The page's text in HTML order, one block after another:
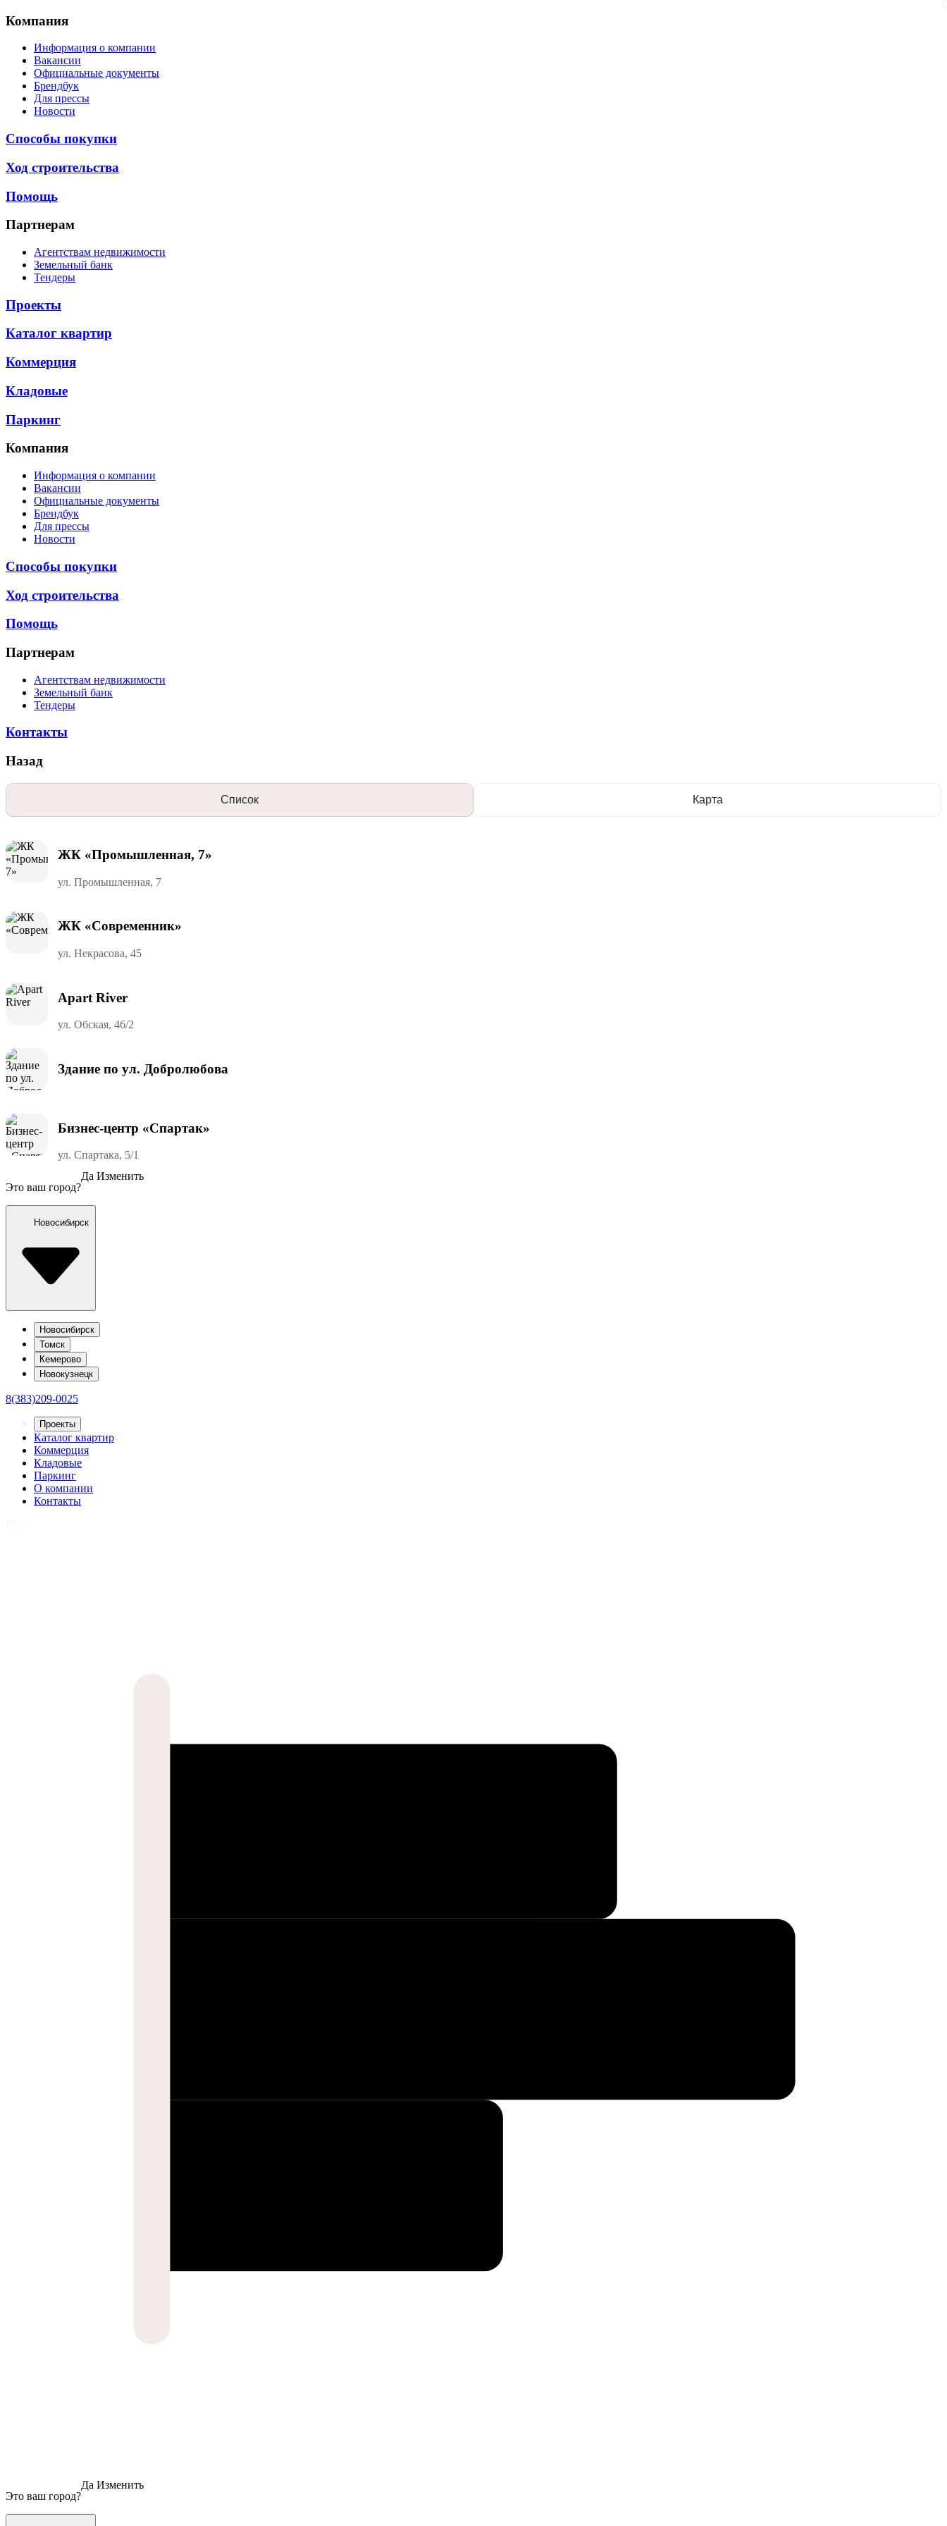
Компания
Информация о компании
Вакансии
Официальные документы
Брендбук
Для прессы
Новости
Способы покупки
Ход строительства
Помощь
Партнерам
Агентствам недвижимости
Земельный банк
Тендеры
Проекты
Каталог квартир
Коммерция
Кладовые
Паркинг
Компания
Информация о компании
Вакансии
Официальные документы
Брендбук
Для прессы
Новости
Способы покупки
Ход строительства
Помощь
Партнерам
Агентствам недвижимости
Земельный банк
Тендеры
Контакты
Назад
Список Карта
ЖК «Промышленная, 7»
ул. Промышленная, 7
ЖК «Современник»
ул. Некрасова, 45
Apart River
ул. Обская, 46/2
Здание по ул. Добролюбова
Бизнес-центр «Спартак»
ул. Спартака, 5/1
Это ваш город?
Да Изменить
Новосибирск
Новосибирск
Томск
Кемерово
Новокузнецк
8(383)209-0025
Проекты
Каталог квартир
Коммерция
Кладовые
Паркинг
О компании
Контакты
Это ваш город?
Да Изменить